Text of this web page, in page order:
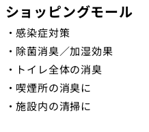
ショッピングモール
・感染症対策
・除菌消臭／加湿効果
・トイレ全体の消臭
・喫煙所の消臭に
・施設内の清掃に